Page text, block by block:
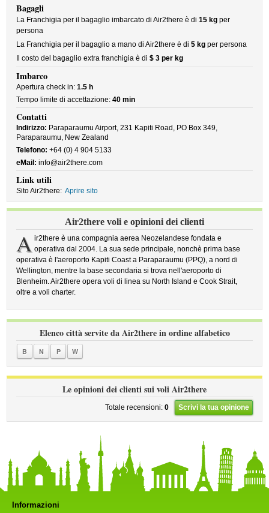
Bagagli
La Franchigia per il bagaglio imbarcato di Air2there è di15 kg per
persona
La Franchigia per il bagaglio a mano di Air2there è di5 kg per persona
Il costo del bagaglio extra franchigia è di$ 3 per kg
Imbarco
Apertura check in:1.5 h
Tempo limite di accettazione:40 min
Contatti
Indirizzo: Paraparaumu Airport, 231 Kapiti Road, PO Box 349,
Paraparaumu, New Zealand
Telefono: +64 (0) 4 904 5133
eMail: info@air2there.com
Link utili
Sito Air2there: Aprire sito
Air2there voli e opinioni dei clienti
A ir2there è una compagnia aerea Neozelandese fondata e
operativa dal 2004. La sua sede principale, nonchè prima base
operativa è l'aeroporto Kapiti Coast a Paraparaumu (PPQ), a nord di
Wellington, mentre la base secondaria si trova nell'aeroporto di
Blenheim. Air2there opera voli di linea su North Island e Cook Strait,
oltre a voli charter.
Elenco città servite da Air2there in ordine alfabetico
B N P W
Le opinioni dei clienti sui voli Air2there
Totale recensioni: 0 Scrivi la tua opinione
Informazioni